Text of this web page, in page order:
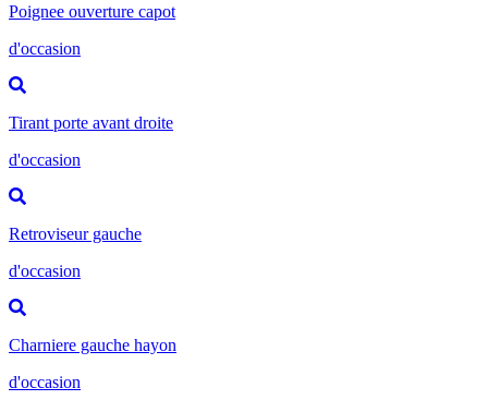
Poignee ouverture capot
d'occasion
Tirant porte avant droite
d'occasion
Retroviseur gauche
d'occasion
Charniere gauche hayon
d'occasion